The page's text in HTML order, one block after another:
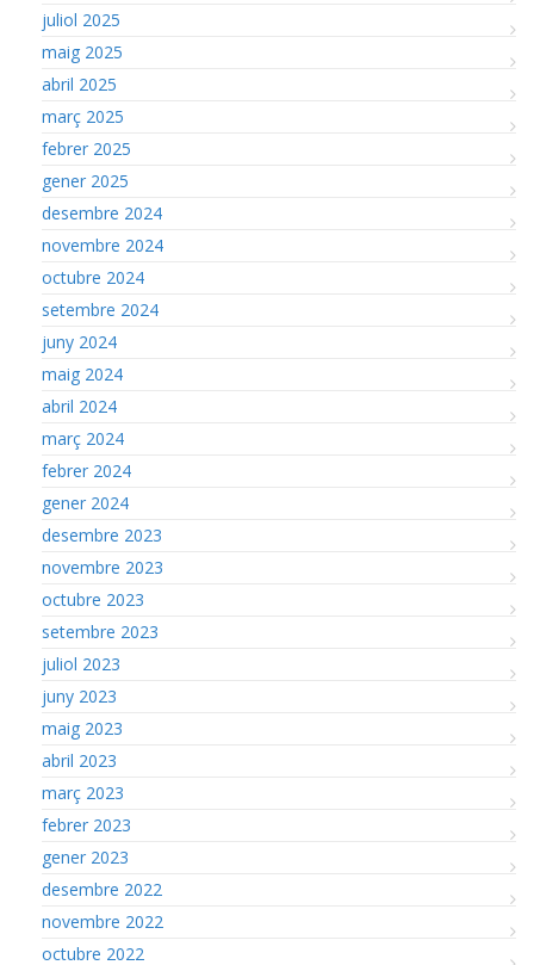
juliol 2025
maig 2025
abril 2025
març 2025
febrer 2025
gener 2025
desembre 2024
novembre 2024
octubre 2024
setembre 2024
juny 2024
maig 2024
abril 2024
març 2024
febrer 2024
gener 2024
desembre 2023
novembre 2023
octubre 2023
setembre 2023
juliol 2023
juny 2023
maig 2023
abril 2023
març 2023
febrer 2023
gener 2023
desembre 2022
novembre 2022
octubre 2022